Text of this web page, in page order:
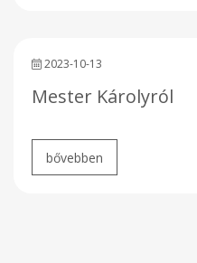
2023-10-13
Mester Károlyról